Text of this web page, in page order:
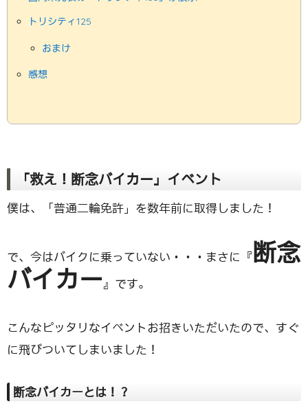
トリシティ125
おまけ
感想
「救え！断念バイカー」イベント
僕は、「普通二輪免許」を数年前に取得しました！
で、今はバイクに乗っていない・・・まさに『 断念
バイカー』です。
こんなピッタリなイベントお招きいただいたので、すぐ
に飛びついてしまいました！
断念バイカーとは！？